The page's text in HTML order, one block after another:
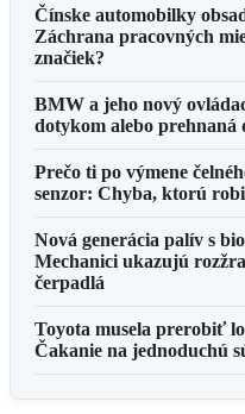
Čínske automobilky
Záchrana pracovných
značiek?
BMW a jeho nový
dotykom alebo prehnaná
Prečo ti po výmene
senzor: Chyba, ktorú
Nová generácia palív s
Mechanici ukazujú
čerpadlá
Toyota musela prerobiť
Čakanie na jednoduchú